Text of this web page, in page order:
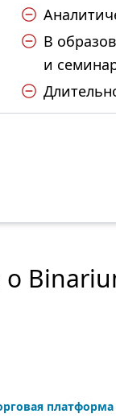
В
и
о
платформа